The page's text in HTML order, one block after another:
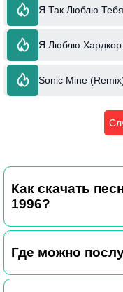
Я Так Люблю Тебя
Я Люблю Хардкор
Sonic Mine
Как скачать
1996?
Где можно